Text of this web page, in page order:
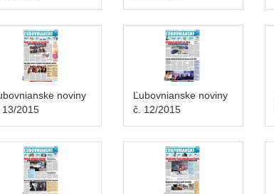
noviny
13/2015
Ľubovnianske noviny
č. 12/2015